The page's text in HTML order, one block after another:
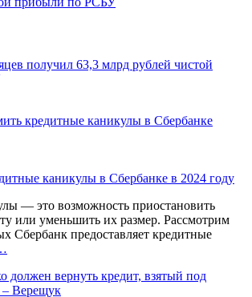
получил 63,3 млрд рублей чистой
каникулы в Сбербанке в 2024 году
— это возможность приостановить
или уменьшить их размер. Рассмотрим
Сбербанк предоставляет кредитные